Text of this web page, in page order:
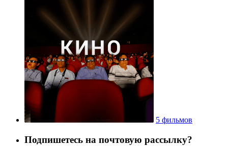
5 фильмов
Подпишетесь на почтовую рассылку?